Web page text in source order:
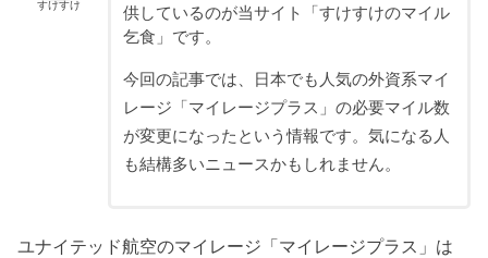
すけすけ
供しているのが当サイト「すけすけのマイル
乞食」です。
今回の記事では、日本でも人気の外資系マイ
レージ「マイレージプラス」の必要マイル数
が変更になったという情報です。気になる人
も結構多いニュースかもしれません。
ユナイテッド航空のマイレージ「マイレージプラス」は